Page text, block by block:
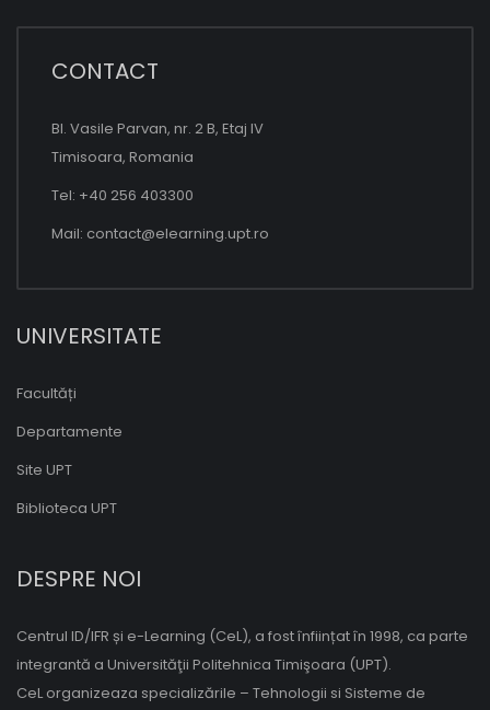
CONTACT
Bl. Vasile Parvan, nr. 2 B, Etaj IV
Timisoara, Romania
Tel: +40 256 403300
Mail: contact@elearning.upt.ro
UNIVERSITATE
Facultăți
Departamente
Site UPT
Biblioteca UPT
DESPRE NOI
Centrul ID/IFR și e-Learning (CeL), a fost înființat în 1998, ca parte
integrantă a Universităţii Politehnica Timişoara (UPT).
CeL organizeaza specializările – Tehnologii si Sisteme de